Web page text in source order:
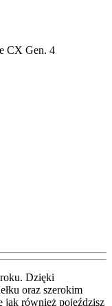
CX Gen. 4
Dzięki
oraz szerokim
jak również pojeździsz